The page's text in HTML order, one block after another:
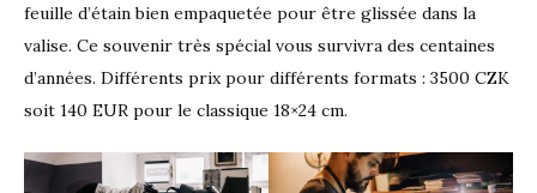
feuille d’étain bien empaquetée pour être glissée dans la
valise. Ce souvenir très spécial vous survivra des centaines
d’années. Différents prix pour différents formats : 3500 CZK
soit 140 EUR pour le classique 18×24 cm.